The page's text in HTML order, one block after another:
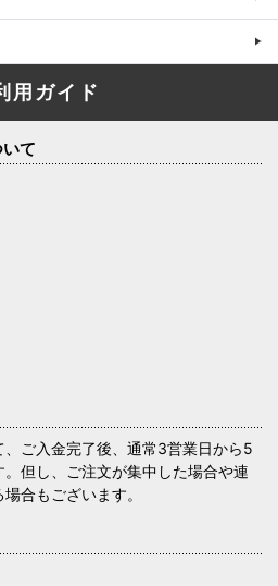
用ガイド
て
ご入金完了後、通常3営業日から5
但し、ご注文が集中した場合や連
合もございます。